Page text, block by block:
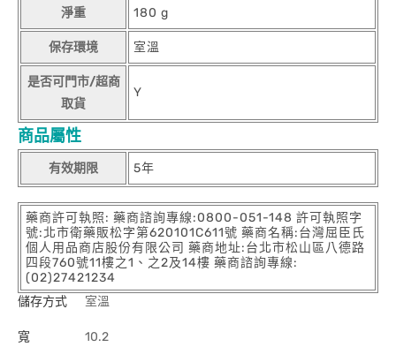
淨重 180 g
保存環境 室溫
是否可門市/超商
取貨
Y
商品屬性
有效期限 5年
藥商許可執照: 藥商諮詢專線:0800-051-148 許可執照字
號:北市衛藥販松字第620101C611號 藥商名稱:台灣屈臣氏
個人用品商店股份有限公司 藥商地址:台北市松山區八德路
四段760號11樓之1、之2及14樓 藥商諮詢專線:
(02)27421234
儲存方式
室溫
寬 10.2